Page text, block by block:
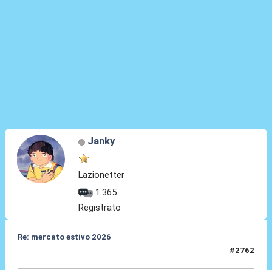
Janky
Lazionetter
1.365
Registrato
Re: mercato estivo 2026
#2762